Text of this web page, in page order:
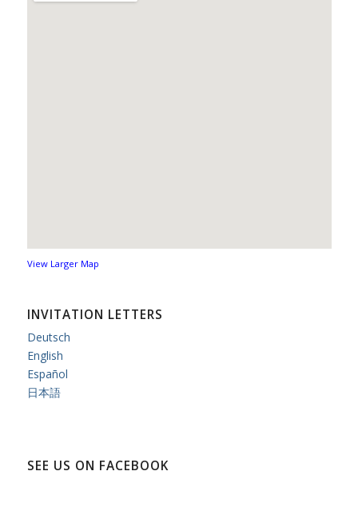
View Larger Map
INVITATION LETTERS
Deutsch
English
Español
日本語
SEE US ON FACEBOOK